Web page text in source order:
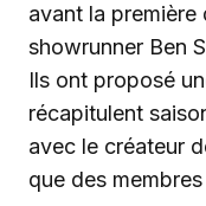
avant la première
showrunner Ben
Ils ont proposé
récapitulent
avec le créateur
que des